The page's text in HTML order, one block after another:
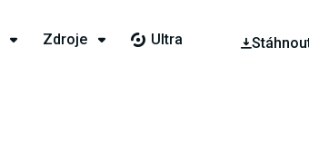
Zdroje Ultra